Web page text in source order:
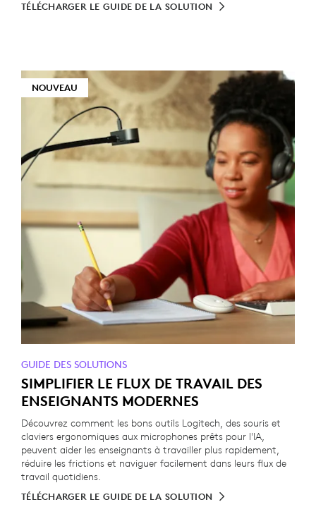
TÉLÉCHARGER LE GUIDE DE LA SOLUTION
NOUVEAU
GUIDE DES SOLUTIONS
SIMPLIFIER LE FLUX DE TRAVAIL DES
ENSEIGNANTS MODERNES
Découvrez comment les bons outils Logitech, des souris et
claviers ergonomiques aux microphones prêts pour l'IA,
peuvent aider les enseignants à travailler plus rapidement,
réduire les frictions et naviguer facilement dans leurs flux de
travail quotidiens.
TÉLÉCHARGER LE GUIDE DE LA SOLUTION